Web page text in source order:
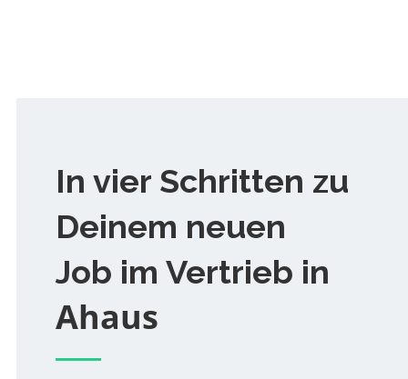
In vier Schritten zu
Deinem neuen
Job im Vertrieb in
Ahaus